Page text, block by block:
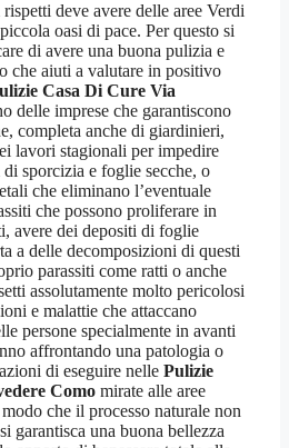
deve avere delle aree Verdi
oasi di pace. Per questo si
di avere una buona pulizia e
che aiuti a valutare in positivo
Casa Di Cure Via
delle imprese che garantiscono
completa anche di giardinieri,
lavori stagionali per impedire
sporcizia e foglie secche, o
che eliminano l’eventuale
che possono proliferare in
avere dei depositi di foglie
a delle decomposizioni di questi
parassiti come ratti o anche
assolutamente molto pericolosi
e malattie che attaccano
persone specialmente in avanti
affrontando una patologia o
di eseguire nelle Pulizie
Como mirate alle aree
che il processo naturale non
garantisca una buona bellezza